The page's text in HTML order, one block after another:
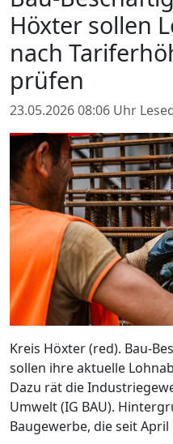
Höxter sollen
nach
prüfen
23.05.2026 08:06 Uhr
Kreis Höxter (red). Bau-
sollen ihre aktuelle
Dazu rät die
Umwelt (IG BAU).
Baugewerbe, die seit April